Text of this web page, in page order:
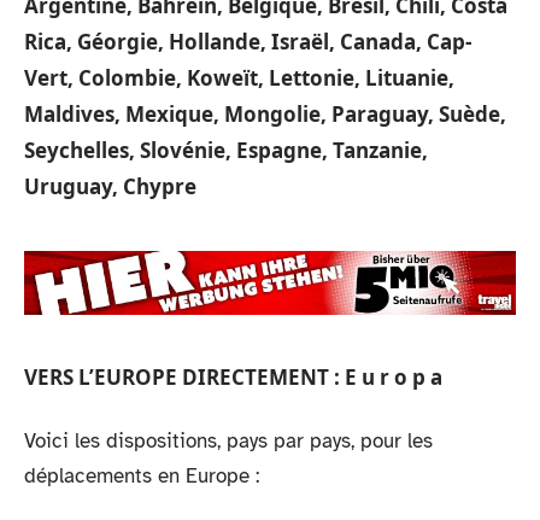
Argentine, Bahreïn, Belgique, Brésil, Chili, Costa
Rica, Géorgie, Hollande, Israël, Canada, Cap-
Vert, Colombie, Koweït, Lettonie, Lituanie,
Maldives, Mexique, Mongolie, Paraguay, Suède,
Seychelles, Slovénie, Espagne, Tanzanie,
Uruguay, Chypre
VERS L’EUROPE DIRECTEMENT : E u r o p a
Voici les dispositions, pays par pays, pour les
déplacements en Europe :